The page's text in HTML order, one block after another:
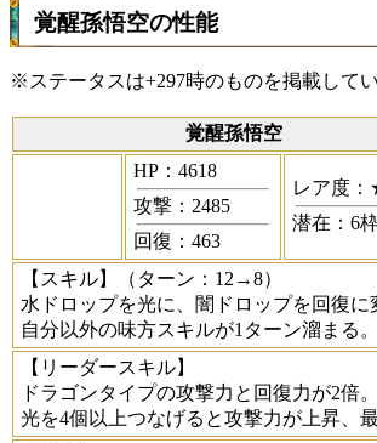
覚醒孫悟空の性能
※ステータスは+297時のものを掲載して
覚醒孫悟空
HP：4618
攻撃：2485
回復：463
レア度
潜在：6
【スキル】
（ターン：12→8）
水ドロップを光に、闇ドロップを回復に
自分以外の味方スキルが1ターン溜まる。
【リーダースキル】
ドラゴンタイプの攻撃力と回復力が2倍。
光を4個以上つなげると攻撃力が上昇、最